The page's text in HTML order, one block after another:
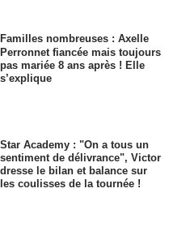
Familles nombreuses : Axelle
Perronnet fiancée mais toujours
pas mariée 8 ans après ! Elle
s’explique
Star Academy : "On a tous un
sentiment de délivrance", Victor
dresse le bilan et balance sur
les coulisses de la tournée !